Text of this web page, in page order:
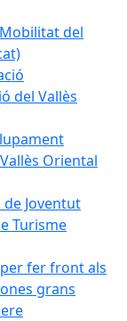
del
del Vallès
Oriental
Joventut
Turisme
fer front als
grans